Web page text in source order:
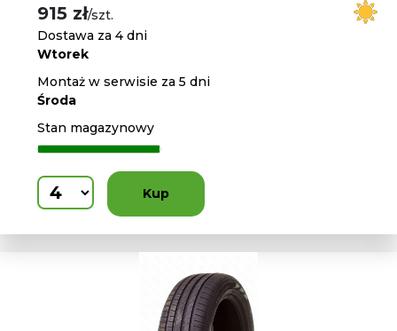
915 zł/szt.
Dostawa za 4 dni
Wtorek
Montaż w serwisie za 5 dni
Środa
Stan magazynowy
Kup